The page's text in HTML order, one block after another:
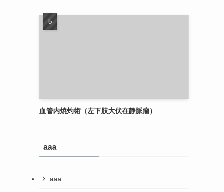
血管内焼灼術（左下肢大伏在静脈瘤）
aaa
aaa